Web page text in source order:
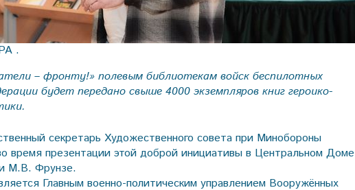
.
– фронту!» полевым библиотекам войск беспилотных
будет передано свыше 4000 экземпляров книг героико-
секретарь Художественного совета при Минобороны
время презентации этой доброй инициативы в Центральном Доме
М.В. Фрунзе.
Главным военно-политическим управлением Вооружённых